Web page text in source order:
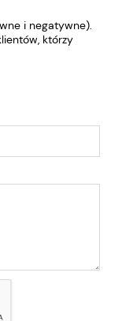
i negatywne).
którzy